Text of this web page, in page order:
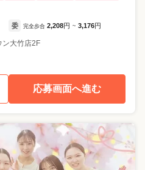
委 完全歩合 2,208円 ~ 3,176円
ン大竹店2F
応募画面へ進む